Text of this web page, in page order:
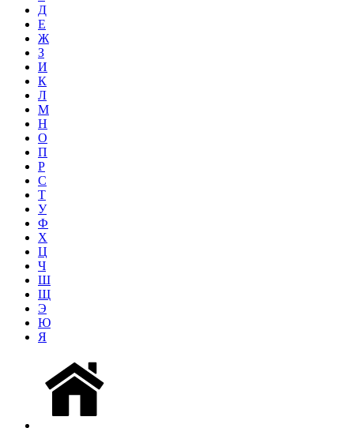
Д
Е
Ж
З
И
К
Л
М
Н
О
П
Р
С
Т
У
Ф
Х
Ц
Ч
Ш
Щ
Э
Ю
Я